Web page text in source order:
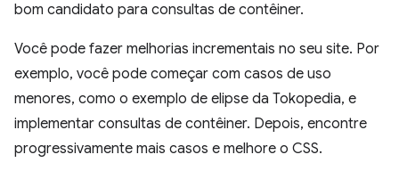
bom candidato para consultas de contêiner.
Você pode fazer melhorias incrementais no seu site. Por
exemplo, você pode começar com casos de uso
menores, como o exemplo de elipse da Tokopedia, e
implementar consultas de contêiner. Depois, encontre
progressivamente mais casos e melhore o CSS.